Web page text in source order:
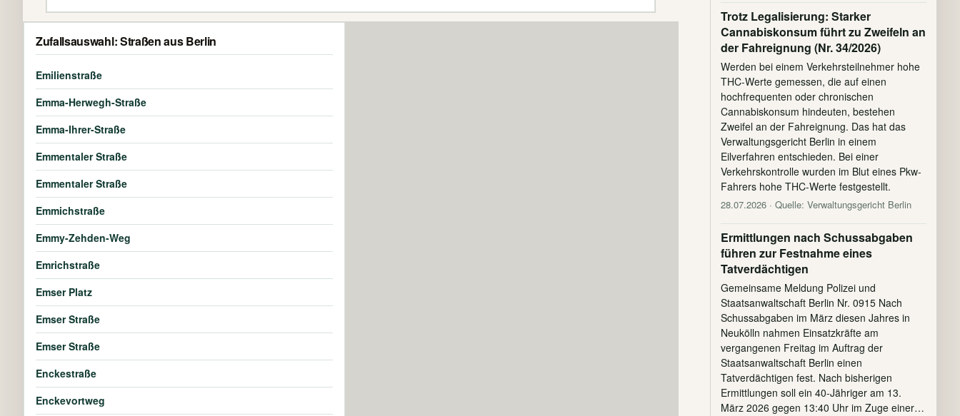
Trotz Legalisierung: Starker
Cannabiskonsum führt zu Zweifeln an
der Fahreignung (Nr. 34/2026)
Werden bei einem Verkehrsteilnehmer hohe
THC-Werte gemessen, die auf einen
hochfrequenten oder chronischen
Cannabiskonsum hindeuten, bestehen
Zweifel an der Fahreignung. Das hat das
Verwaltungsgericht Berlin in einem
Eilverfahren entschieden. Bei einer
Verkehrskontrolle wurden im Blut eines Pkw-
Fahrers hohe THC-Werte festgestellt.
28.07.2026 · Quelle: Verwaltungsgericht Berlin
Ermittlungen nach Schussabgaben
führen zur Festnahme eines
Tatverdächtigen
Gemeinsame Meldung Polizei und
Staatsanwaltschaft Berlin Nr. 0915 Nach
Schussabgaben im März diesen Jahres in
Neukölln nahmen Einsatzkräfte am
vergangenen Freitag im Auftrag der
Staatsanwaltschaft Berlin einen
Tatverdächtigen fest. Nach bisherigen
Ermittlungen soll ein 40-Jähriger am 13.
März 2026 gegen 13:40 Uhr im Zuge einer…
Zufallsauswahl: Straßen aus Berlin
Emilienstraße
Emma-Herwegh-Straße
Emma-Ihrer-Straße
Emmentaler Straße
Emmentaler Straße
Emmichstraße
Emmy-Zehden-Weg
Emrichstraße
Emser Platz
Emser Straße
Emser Straße
Enckestraße
Enckevortweg